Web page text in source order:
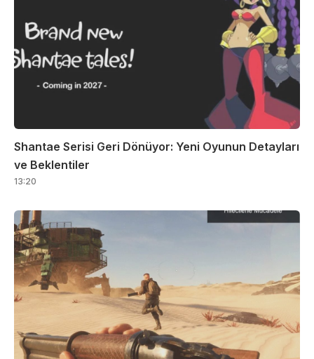
Shantae Serisi Geri Dönüyor: Yeni Oyunun Detayları
ve Beklentiler
13:20